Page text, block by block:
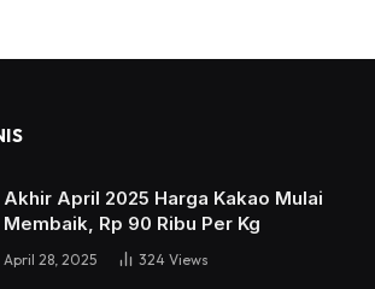
Akhir April 2025 Harga Kakao Mulai
Membaik, Rp 90 Ribu Per Kg
April 28, 2025 324 Views